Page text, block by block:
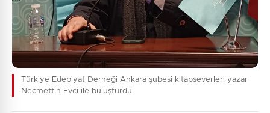
Türkiye Edebiyat Derneği Ankara şubesi kitapseverleri yazar
Necmettin Evci ile buluşturdu